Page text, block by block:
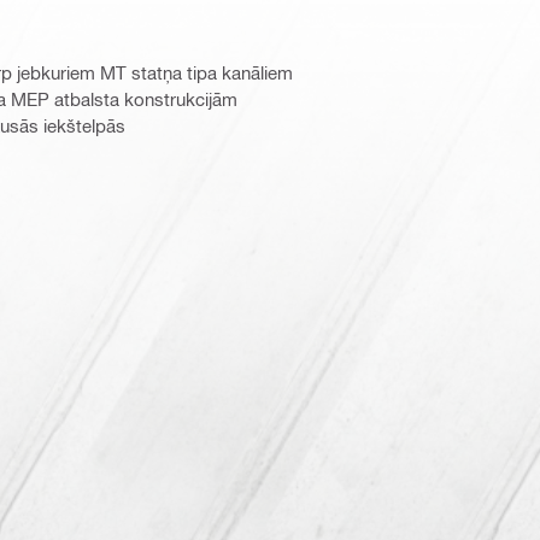
jebkuriem MT statņa tipa kanāliem
MEP atbalsta konstrukcijām
iekštelpās